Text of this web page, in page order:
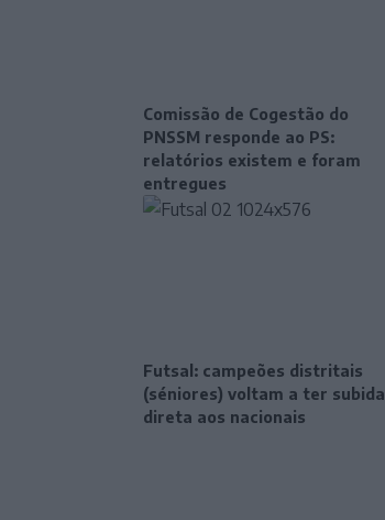
Comissão de Cogestão do
PNSSM responde ao PS:
relatórios existem e foram
entregues
Futsal: campeões distritais
(séniores) voltam a ter subida
direta aos nacionais